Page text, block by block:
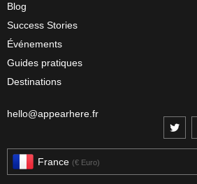
Blog
Success Stories
Événements
Guides pratiques
Destinations
hello@appearhere.fr
France (€ Euro)